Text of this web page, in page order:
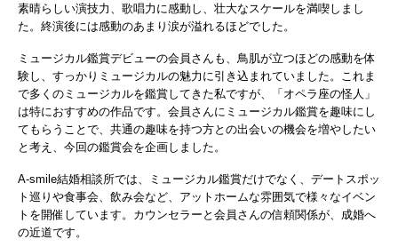
素晴らしい演技力、歌唱力に感動し、壮大なスケールを満喫しまし
た。終演後には感動のあまり涙が溢れるほどでした。
ミュージカル鑑賞デビューの会員さんも、鳥肌が立つほどの感動を体
験し、すっかりミュージカルの魅力に引き込まれていました。これま
で多くのミュージカルを鑑賞してきた私ですが、「オペラ座の怪人」
は特におすすめの作品です。会員さんにミュージカル鑑賞を趣味にし
てもらうことで、共通の趣味を持つ方との出会いの機会を増やしたい
と考え、今回の鑑賞会を企画しました。
A-smile結婚相談所では、ミュージカル鑑賞だけでなく、デートスポッ
ト巡りや食事会、飲み会など、アットホームな雰囲気で様々なイベン
トを開催しています。カウンセラーと会員さんの信頼関係が、成婚へ
の近道です。